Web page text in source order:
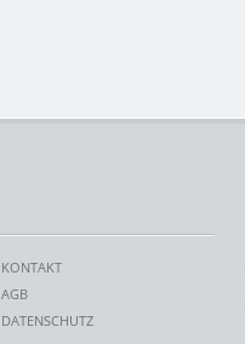
KONTAKT
AGB
DATENSCHUTZ